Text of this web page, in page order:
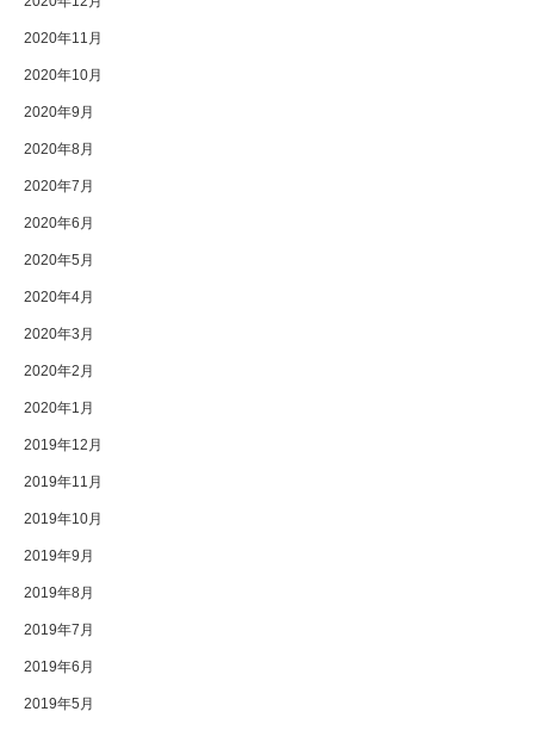
2020年11月
2020年10月
2020年9月
2020年8月
2020年7月
2020年6月
2020年5月
2020年4月
2020年3月
2020年2月
2020年1月
2019年12月
2019年11月
2019年10月
2019年9月
2019年8月
2019年7月
2019年6月
2019年5月